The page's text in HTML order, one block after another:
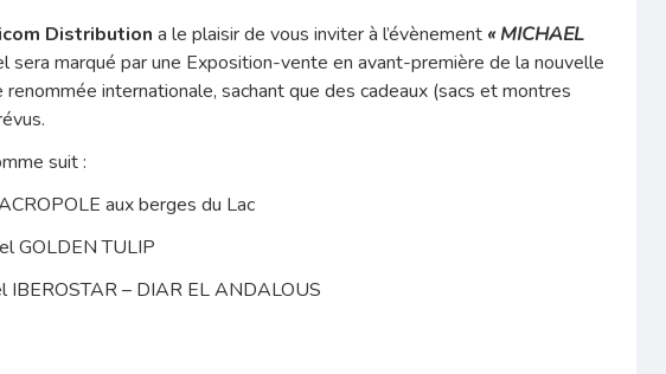
Distribution a le plaisir de vous inviter à l’évènement « MICHAEL
sera marqué par une Exposition-vente en avant-première de la nouvelle
internationale, sachant que des cadeaux (sacs et montres
suit :
aux berges du Lac
GOLDEN TULIP
IBEROSTAR – DIAR EL ANDALOUS